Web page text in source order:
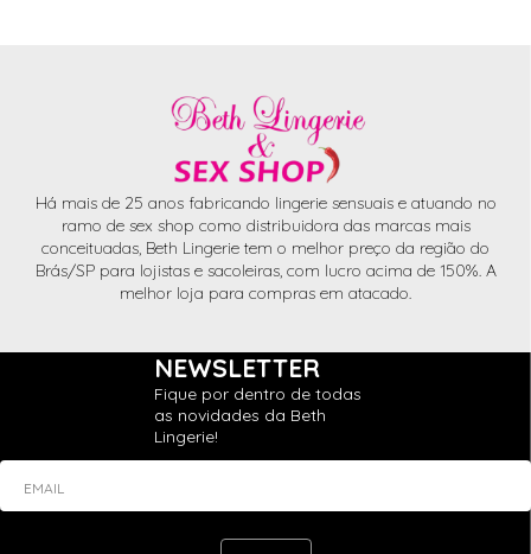
Há mais de 25 anos fabricando lingerie sensuais e atuando no
ramo de sex shop como distribuidora das marcas mais
conceituadas, Beth Lingerie tem o melhor preço da região do
Brás/SP para lojistas e sacoleiras, com lucro acima de 150%. A
melhor loja para compras em atacado.
NEWSLETTER
Fique por dentro de todas
as novidades da Beth
Lingerie!
EMAIL